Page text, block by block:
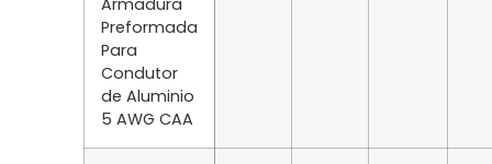
Armadura
Preformada
Para
Condutor
de Aluminio
5 AWG CAA